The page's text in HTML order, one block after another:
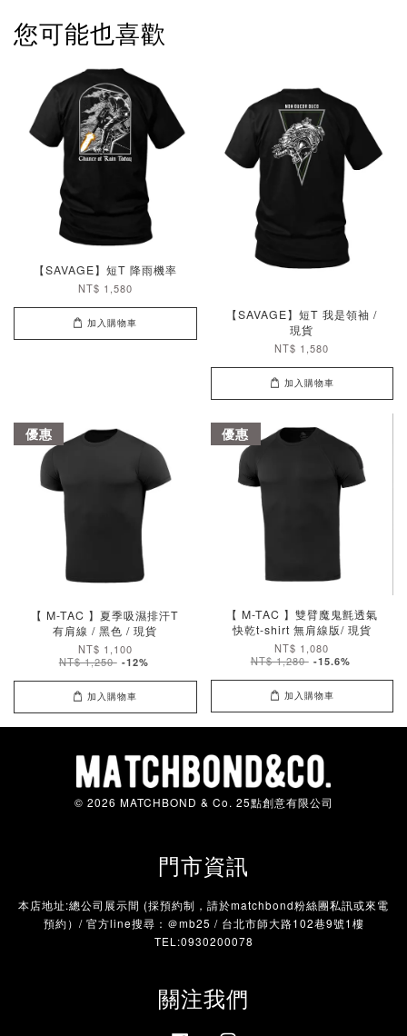
您可能也喜歡
【SAVAGE】短T 降雨機率
NT$ 1,580
加入購物車
【SAVAGE】短T 我是領袖 /
現貨
NT$ 1,580
加入購物車
優惠
【 M-TAC 】夏季吸濕排汗T
有肩線 / 黑色 / 現貨
NT$ 1,100
NT$ 1,250 -12%
加入購物車
優惠
【 M-TAC 】雙臂魔鬼氈透氣
快乾t-shirt 無肩線版/ 現貨
NT$ 1,080
NT$ 1,280 -15.6%
加入購物車
© 2026 MATCHBOND & Co. 25點創意有限公司
門市資訊
本店地址:總公司展示間 (採預約制，請於matchbond粉絲團私訊或來電
預約）/ 官方line搜尋：＠mb25 / 台北市師大路102巷9號1樓
TEL:0930200078
關注我們